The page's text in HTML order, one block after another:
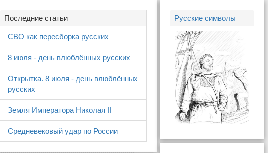
Последние статьи
СВО как пересборка русских
8 июля - день влюблённых русских
Открытка. 8 июля - день влюблённых
русских
Земля Императора Николая II
Средневековый удар по России
Русские символы